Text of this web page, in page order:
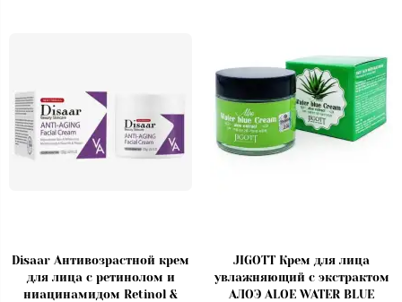
Disaar Антивозрастной крем
для лица с ретинолом и
ниацинамидом Retinol &
JIGOTT Крем для лица
увлажняющий с экстрактом
АЛОЭ ALOE WATER BLUE